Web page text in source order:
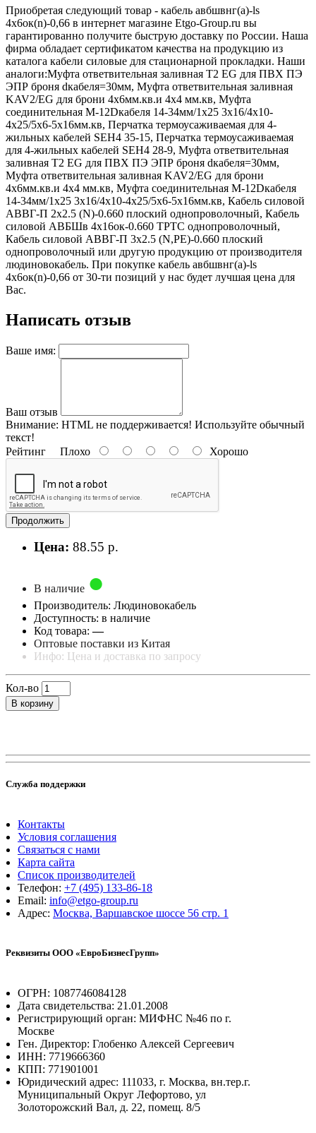
Приобретая следующий товар - кабель авбшвнг(а)-ls
4х6ок(n)-0,66 в интернет магазине Etgo-Group.ru вы
гарантированно получите быструю доставку по России. Наша
фирма обладает сертификатом качества на продукцию из
каталога кабели силовые для стационарной прокладки. Наши
аналоги:Муфта ответвительная заливная T2 EG для ПВХ ПЭ
ЭПР броня dкабеля=30мм, Муфта ответвительная заливная
KAV2/EG для брони 4х6мм.кв.и 4х4 мм.кв, Муфта
соединительная М-12Dкабеля 14-34мм/1х25 3x16/4x10-
4x25/5x6-5x16мм.кв, Перчатка термоусаживаемая для 4-
жильных кабелей SEH4 35-15, Перчатка термоусаживаемая
для 4-жильных кабелей SEH4 28-9, Муфта ответвительная
заливная T2 EG для ПВХ ПЭ ЭПР броня dкабеля=30мм,
Муфта ответвительная заливная KAV2/EG для брони
4х6мм.кв.и 4х4 мм.кв, Муфта соединительная М-12Dкабеля
14-34мм/1х25 3x16/4x10-4x25/5x6-5x16мм.кв, Кабель силовой
АВВГ-П 2х2.5 (N)-0.660 плоский однопроволочный, Кабель
силовой АВБШв 4х16ок-0.660 ТРТС однопроволочный,
Кабель силовой АВВГ-П 3х2.5 (N,РЕ)-0.660 плоский
однопроволочный или другую продукцию от производителя
людиновокабель. При покупке кабель авбшвнг(а)-ls
4х6ок(n)-0,66 от 30-ти позиций у нас будет лучшая цена для
Вас.
Написать отзыв
Ваше имя:
Ваш отзыв
Внимание: HTML не поддерживается! Используйте обычный
текст!
Рейтинг Плохо Хорошо
Продолжить
Цена: 88.55 р.
В наличие
Производитель: Людиновокабель
Доступность: в наличие
Код товара:—
Оптовые поставки из Китая
Инфо: Цена и доставка по запросу
Кол-во
В корзину
Служба поддержки
Контакты
Условия соглашения
Связаться с нами
Карта сайта
Список производителей
Телефон: +7 (495) 133-86-18
Email: info@etgo-group.ru
Адрес: Москва, Варшавское шоссе 56 стр. 1
Реквизиты ООО «ЕвроБизнесГрупп»
ОГРН: 1087746084128
Дата свидетельства: 21.01.2008
Регистрирующий орган: МИФНС №46 по г.
Москве
Ген. Директор: Глобенко Алексей Сергеевич
ИНН: 7719666360
КПП: 771901001
Юридический адрес: 111033, г. Москва, вн.тер.г.
Муниципальный Округ Лефортово, ул
Золоторожский Вал, д. 22, помещ. 8/5